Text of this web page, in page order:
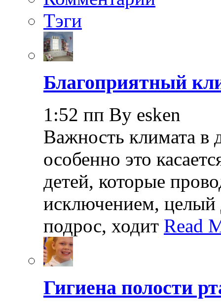
Тэги
Благоприятный
1:52 пп By esken
Важность климата в
особенно это
детей, которые
исключением, целый
подрос, ходит Read
Гигиена полости